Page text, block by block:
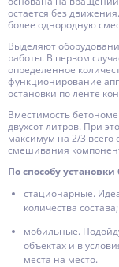
остается без
более однородную
Выделяют
работы. В первом
определенное
функционирование
остановки по ленте
Вместимость
двухсот литров. При
максимум на 2/3 всего
смешивания
По способу
стационарные.
количества состава;
мобильные.
объектах и в
места на место.